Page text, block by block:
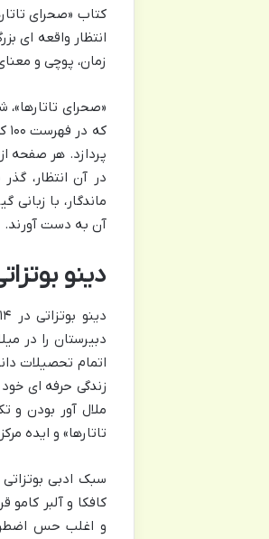
کتاب «صحرای
انتظار واقعه ای
زمان، پوچی و
«صحرای
پردازد. هر صفحه
در آن انتظار،
ماندگار، با
آن به دست آورند.
دینو
اتمام تحصیلات
زندگی حرفه ای
ملال آور بودن و
تاتارها» و ایده
سبک ادبی
کافکا و آلبر
و اغلب حس